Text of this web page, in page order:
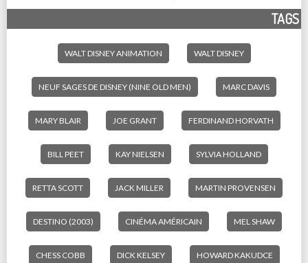
TAGS
WALT DISNEY ANIMATION WALT DISNEY
NEUF SAGES DE DISNEY (NINE OLD MEN) MARC DAVIS
MARY BLAIR JOE GRANT FERDINAND HORVATH
BILL PEET KAY NIELSEN SYLVIA HOLLAND
RETTA SCOTT JACK MILLER MARTIN PROVENSEN
DESTINO (2003) CINÉMA AMÉRICAIN MEL SHAW
CHESS COBB DICK KELSEY HOWARD KAKUDCE